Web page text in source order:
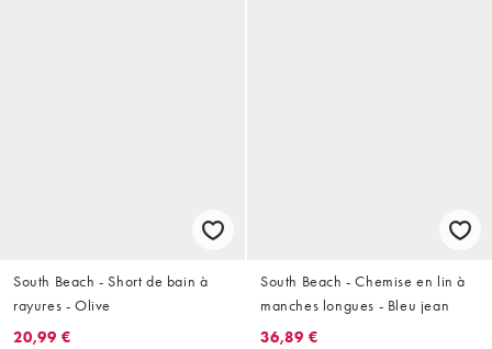
South Beach - Short de bain à
rayures - Olive
20,99 €
South Beach - Chemise en lin à
manches longues - Bleu jean
36,89 €